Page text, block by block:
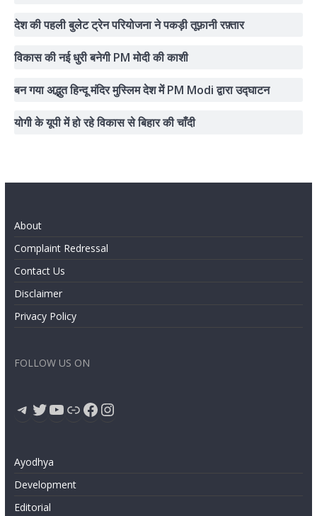
देश की पहली बुलेट ट्रेन परियोजना ने पकड़ी तूफ़ानी रफ़्तार
विकास की नई धुरी बनेगी PM मोदी की काशी
बन गया अद्भुत हिन्दू मंदिर मुस्लिम देश में PM Modi द्वारा उद्घाटन
योगी के यूपी में हो रहे विकास से बिहार की चाँदी
About
Complaint Redressal
Contact Us
Disclaimer
Privacy Policy
FOLLOW US ON
Telegram
Twitter
YouTube
LinkFacebook
Instagram
Ayodhya
Development
Editorial